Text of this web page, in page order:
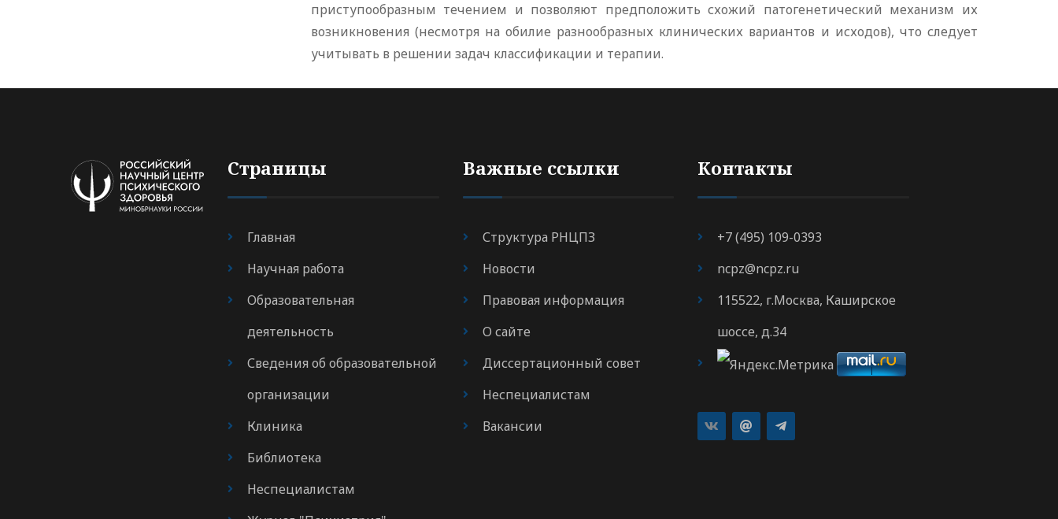
приступообразным течением и позволяют предположить схожий патогенетический механизм их
возникновения (несмотря на обилие разнообразных клинических вариантов и исходов), что следует
учитывать в решении задач классификации и терапии.
Страницы
Главная
Научная работа
Образовательная
деятельность
Сведения об образовательной
организации
Клиника
Библиотека
Неспециалистам
Важные ссылки
Структура РНЦПЗ
Новости
Правовая информация
О сайте
Диссертационный совет
Неспециалистам
Вакансии
Контакты
+7 (495) 109-0393
ncpz@ncpz.ru
115522, г.Москва, Каширское
шоссе, д.34